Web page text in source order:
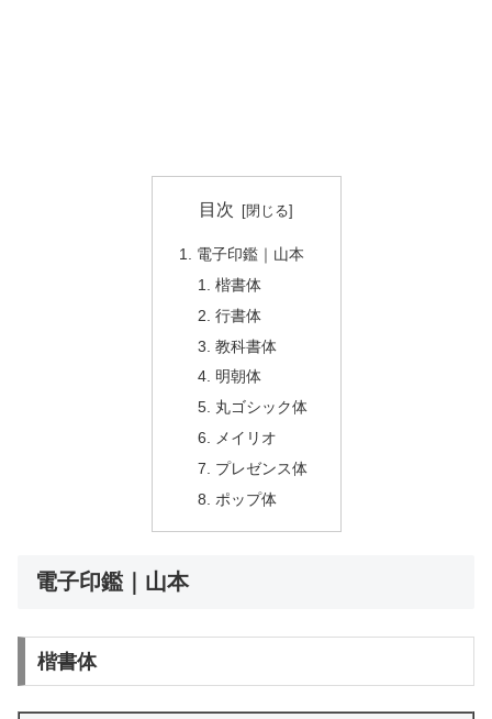
目次
電子印鑑｜山本
楷書体
行書体
教科書体
明朝体
丸ゴシック体
メイリオ
プレゼンス体
ポップ体
電子印鑑｜山本
楷書体